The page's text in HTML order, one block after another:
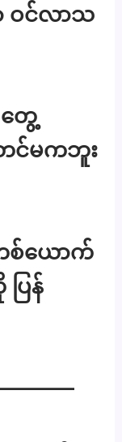
ဝင်လာသ
တွေ့
င်မကဘူး
စ်ယောက်
ြန်